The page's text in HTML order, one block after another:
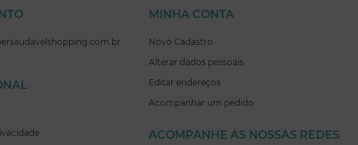
MINHA CONTA
Novo Cadastro
Alterar dados pessoais
Editar endereços
Acompanhar um pedido
ACOMPANHE AS NOSSAS REDES